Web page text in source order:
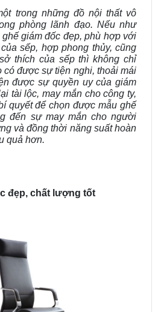
trong những đồ nội thất vô
phòng lãnh đạo. Nếu như
giám đốc đẹp, phù hợp với
sếp, hợp phong thủy, cũng
thích của sếp thì không chỉ
có được sự tiện nghi, thoải mái
được sự quyền uy của giám
tài lộc, may mắn cho công ty,
quyết để chọn được mẫu ghế
đến sự may mắn cho người
và đồng thời năng suất hoàn
quả hơn.
đẹp, chất lượng tốt